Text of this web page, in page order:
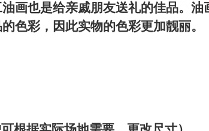
画也是给亲戚朋友送礼的佳品。油
色彩，因此实物的色彩更加靓丽。